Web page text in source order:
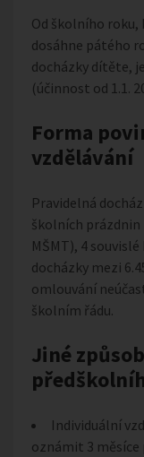
Od školního roku,
dosáhne pátého
docházky dítěte,
(účinnost od 1.1.
Forma
vzdělávání
Pravidelná
školních prázdnin
MŠMT), 4
docházky mezi
omlouvání
školním řádu.
Jiné
Individuální
oznámit 3 měsíce